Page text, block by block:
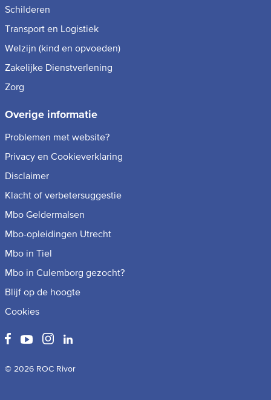
Schilderen
Transport en Logistiek
Welzijn (kind en opvoeden)
Zakelijke Dienstverlening
Zorg
Overige informatie
Problemen met website?
Privacy en Cookieverklaring
Disclaimer
Klacht of verbetersuggestie
Mbo Geldermalsen
Mbo-opleidingen Utrecht
Mbo in Tiel
Mbo in Culemborg gezocht?
Blijf op de hoogte
Cookies
© 2026 ROC Rivor